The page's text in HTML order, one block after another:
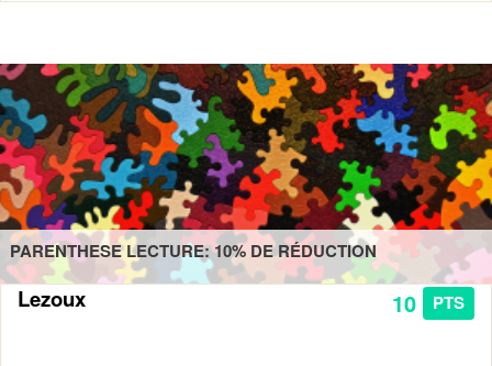
PARENTHESE LECTURE: 10% DE RÉDUCTION
Lezoux 10 PTS